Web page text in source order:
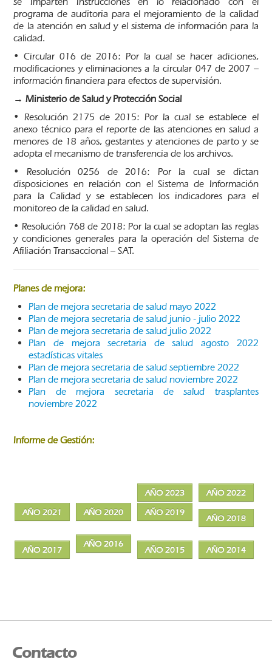
programa de auditoria para el mejoramiento de la calidad
de la atención en salud y el sistema de información para la
calidad.
• Circular 016 de 2016: Por la cual se hacer adiciones,
modificaciones y eliminaciones a la circular 047 de 2007 –
información financiera para efectos de supervisión.
→ Ministerio de Salud y Protección Social
• Resolución 2175 de 2015: Por la cual se establece el
anexo técnico para el reporte de las atenciones en salud a
menores de 18 años, gestantes y atenciones de parto y se
adopta el mecanismo de transferencia de los archivos.
• Resolución 0256 de 2016: Por la cual se dictan
disposiciones en relación con el Sistema de Información
para la Calidad y se establecen los indicadores para el
monitoreo de la calidad en salud.
• Resolución 768 de 2018: Por la cual se adoptan las reglas
y condiciones generales para la operación del Sistema de
Afiliación Transaccional – SAT.
Planes de mejora:
Plan de mejora secretaria de salud mayo 2022
Plan de mejora secretaria de salud junio - julio 2022
Plan de mejora secretaria de salud julio 2022
Plan de mejora secretaria de salud agosto 2022
estadísticas vitales
Plan de mejora secretaria de salud septiembre 2022
Plan de mejora secretaria de salud noviembre 2022
Plan de mejora secretaria de salud trasplantes
noviembre 2022
Informe de Gestión:
AÑO 2023
AÑO 2022
AÑO 2021
AÑO 2020 AÑO 2019
AÑO 2018
AÑO 2017
AÑO 2016
AÑO 2015 AÑO 2014
Contacto